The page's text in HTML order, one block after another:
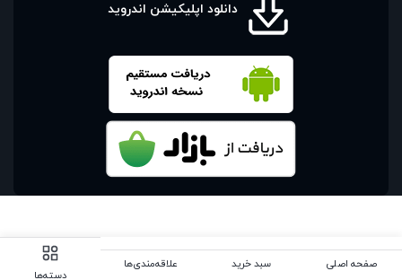
دانلود اپلیکیشن اندروید
صفحه اصلی سبد خرید
علاقه‌مندی‌ها
دسته‌ها